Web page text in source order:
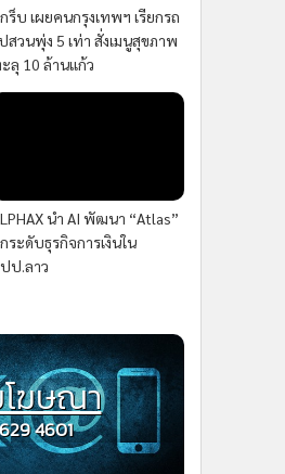
ร็บ เผยคนกรุงเทพฯ เรียกรถ
สวนพุ่ง 5 เท่า สั่งเมนูสุขภาพ
ลุ 10 ล้านแก้ว
นำ AI พัฒนา “Atlas”
ระดับธุรกิจการเงินใน
ป.ลาว
ฆษณา
4601